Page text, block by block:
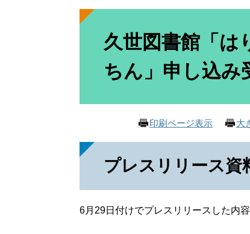
本
久世図書館「は
ちん」申し込み
印刷ページ表示 大
プレスリリース資
6月29日付けでプレスリリースした内